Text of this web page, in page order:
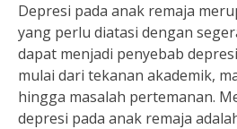
Depresi pada anak remaja
yang perlu diatasi dengan
dapat menjadi penyebab
mulai dari tekanan akademik,
hingga masalah pertemanan.
depresi pada anak remaja